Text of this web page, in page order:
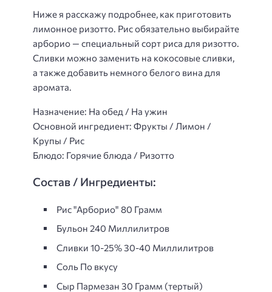
Ниже я расскажу подробнее, как приготовить
лимонное ризотто. Рис обязательно выбирайте
арборио — специальный сорт риса для ризотто.
Сливки можно заменить на кокосовые сливки,
а также добавить немного белого вина для
аромата.
Назначение: На обед / На ужин
Основной ингредиент: Фрукты / Лимон /
Крупы / Рис
Блюдо: Горячие блюда / Ризотто
Состав / Ингредиенты:
Рис "Арборио" 80 Грамм
Бульон 240 Миллилитров
Сливки 10-25% 30-40 Миллилитров
Соль По вкусу
Сыр Пармезан 30 Грамм (тертый)